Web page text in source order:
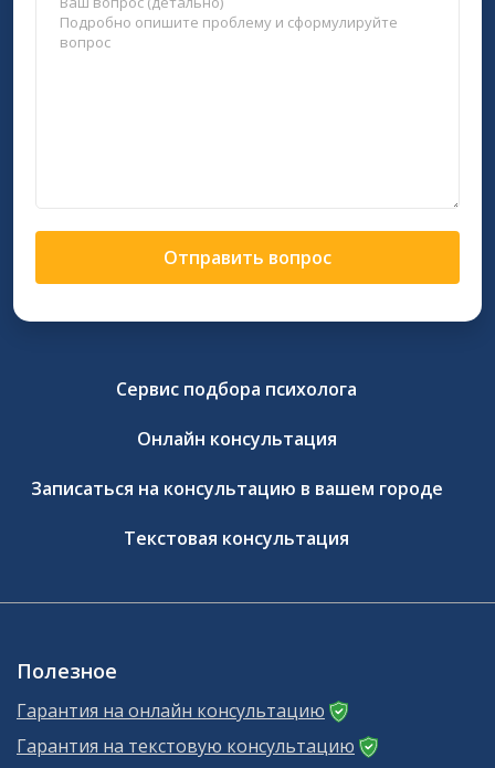
Отправить вопрос
Сервис подбора психолога
Онлайн консультация
Записаться на консультацию в вашем городе
Текстовая консультация
Полезное
Гарантия на онлайн консультацию
Гарантия на текстовую консультацию